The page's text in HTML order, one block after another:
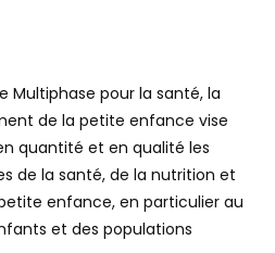
Multiphase pour la santé, la
de la petite enfance vise
quantité et en qualité les
de la santé, de la nutrition et
enfance, en particulier au
et des populations